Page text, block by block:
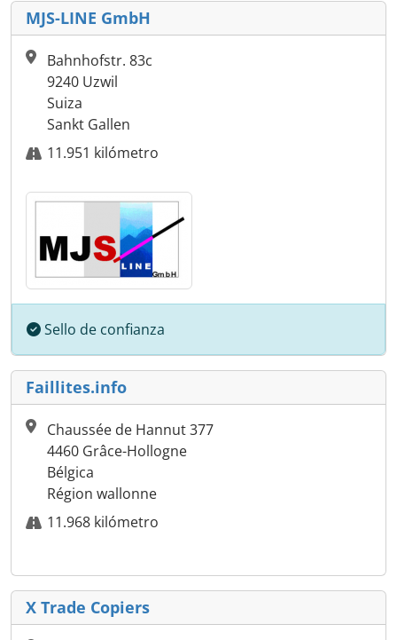
MJS-LINE GmbH
Bahnhofstr. 83c
9240 Uzwil
Suiza
Sankt Gallen
11.951 kilómetro
Sello de confianza
Faillites.info
Chaussée de Hannut 377
4460 Grâce-Hollogne
Bélgica
Région wallonne
11.968 kilómetro
X Trade Copiers